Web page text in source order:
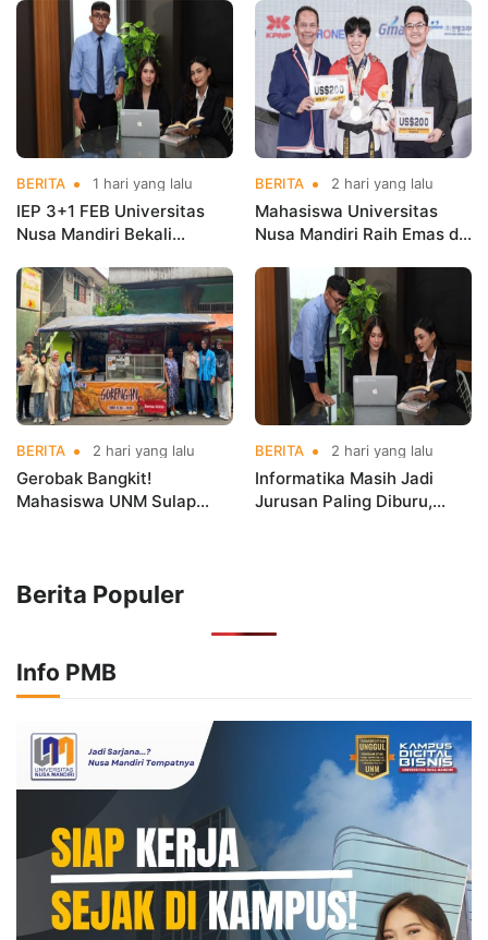
Kementerian Koperasi
Nama Kampus di Kejurnas
Taekwondo
BERITA 1 hari yang lalu
IEP 3+1 FEB Universitas
Nusa Mandiri Bekali
Kerja Sebelum Lulus
BERITA 2 hari yang lalu
Mahasiswa Universitas
Nusa Mandiri Raih Emas di
Indonesia Open
Championships 2026
BERITA 2 hari yang lalu
Gerobak Bangkit!
Mahasiswa UNM Sulap
BERITA 2 hari yang lalu
Informatika Masih Jadi
Jurusan Paling Diburu,
Berita Populer
Info PMB